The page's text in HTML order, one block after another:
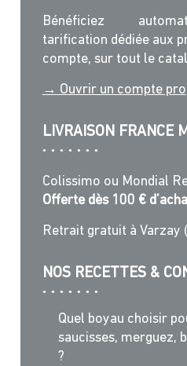
Bénéficiez
tarification dédiée aux
compte, sur tout le
→ Ouvrir un compte pro
LIVRAISON FRANCE
Colissimo ou Mondial
Offerte dès 100 €
Retrait gratuit à Varzay
NOS RECETTES &
Quel boyau choisir
saucisses, merguez,
?